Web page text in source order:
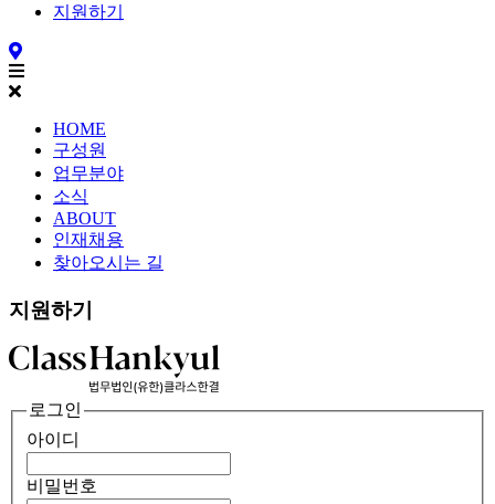
지원하기
HOME
구성원
업무분야
소식
ABOUT
인재채용
찾아오시는 길
지원하기
로그인
아이디
비밀번호